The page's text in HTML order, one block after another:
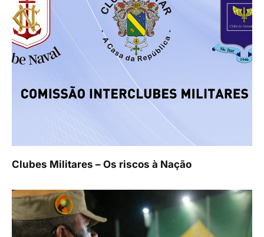
Clubes Militares – Os riscos à Nação